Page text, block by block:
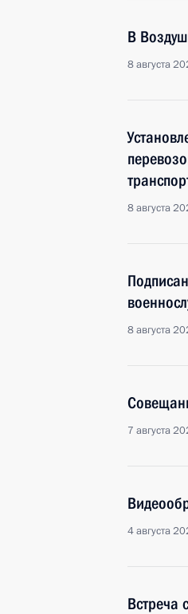
В
8 августа
8 августа
8 августа
7 августа
4 августа
Встреча